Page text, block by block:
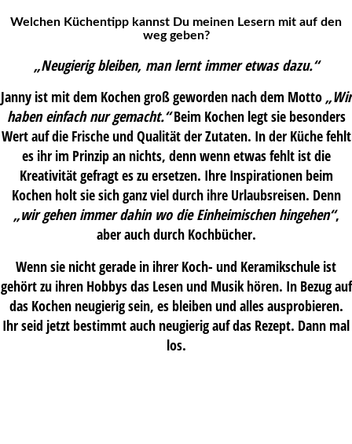
Welchen Küchentipp kannst Du meinen Lesern mit auf den
weg geben?
„Neugierig bleiben, man lernt immer etwas dazu.“
Janny ist mit dem Kochen groß geworden nach dem Motto „Wir
haben einfach nur gemacht.“Beim Kochen legt sie besonders
Wert auf die Frische und Qualität der Zutaten. In der Küche fehlt
es ihr im Prinzip an nichts, denn wenn etwas fehlt ist die
Kreativität gefragt es zu ersetzen. Ihre Inspirationen beim
Kochen holt sie sich ganz viel durch ihre Urlaubsreisen. Denn
„wir gehen immer dahin wo die Einheimischen hingehen“,
aber auch durch Kochbücher.
Wenn sie nicht gerade in ihrer Koch- und Keramikschule ist
gehört zu ihren Hobbys das Lesen und Musik hören. In Bezug auf
das Kochen neugierig sein, es bleiben und alles ausprobieren.
Ihr seid jetzt bestimmt auch neugierig auf das Rezept. Dann mal
los.